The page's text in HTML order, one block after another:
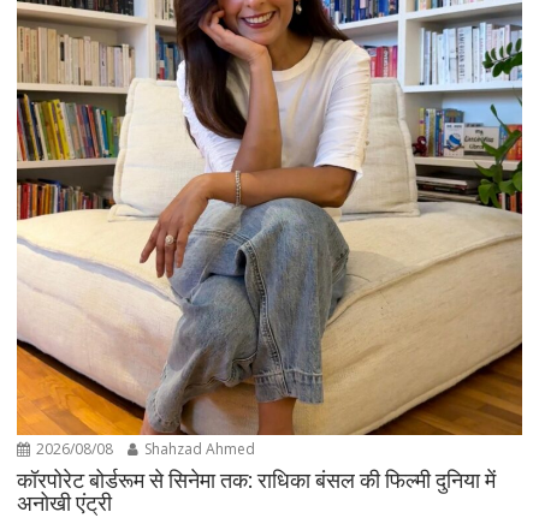
2026/08/08 Shahzad Ahmed
कॉरपोरेट बोर्डरूम से सिनेमा तक: राधिका बंसल की फिल्मी दुनिया में
अनोखी एंट्री